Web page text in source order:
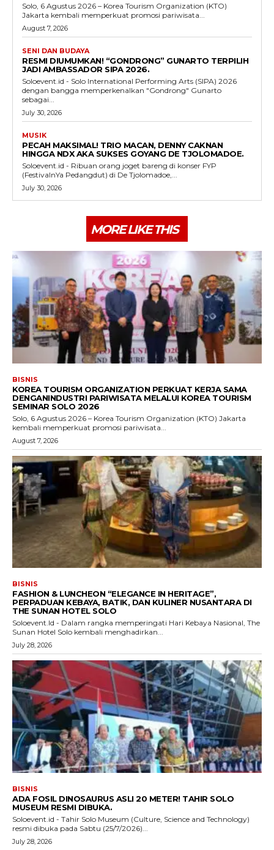
Solo, 6 Agustus 2026 – Korea Tourism Organization (KTO)
Jakarta kembali memperkuat promosi pariwisata...
August 7, 2026
SENI DAN BUDAYA
RESMI DIUMUMKAN! “GONDRONG” GUNARTO TERPILIH
JADI AMBASSADOR SIPA 2026.
Soloevent.id - Solo International Performing Arts (SIPA) 2026
dengan bangga memperkenalkan "Gondrong" Gunarto
sebagai...
July 30, 2026
MUSIK
PECAH MAKSIMAL! TRIO MACAN, DENNY CAKNAN
HINGGA NDX AKA SUKSES GOYANG DE TJOLOMADOE.
Soloevent.id - Ribuan orang joget bareng di konser FYP
(FestivalnYa Pedangdut) di De Tjolomadoe,...
July 30, 2026
MORE LIKE THIS
BISNIS
KOREA TOURISM ORGANIZATION PERKUAT KERJA SAMA
DENGANINDUSTRI PARIWISATA MELALUI KOREA TOURISM
SEMINAR SOLO 2026
Solo, 6 Agustus 2026 – Korea Tourism Organization (KTO) Jakarta
kembali memperkuat promosi pariwisata...
August 7, 2026
BISNIS
FASHION & LUNCHEON “ELEGANCE IN HERITAGE”,
PERPADUAN KEBAYA, BATIK, DAN KULINER NUSANTARA DI
THE SUNAN HOTEL SOLO
Soloevent.Id - Dalam rangka memperingati Hari Kebaya Nasional, The
Sunan Hotel Solo kembali menghadirkan...
July 28, 2026
BISNIS
ADA FOSIL DINOSAURUS ASLI 20 METER! TAHIR SOLO
MUSEUM RESMI DIBUKA.
Soloevent.id - Tahir Solo Museum (Culture, Science and Technology)
resmi dibuka pada Sabtu (25/7/2026)...
July 28, 2026